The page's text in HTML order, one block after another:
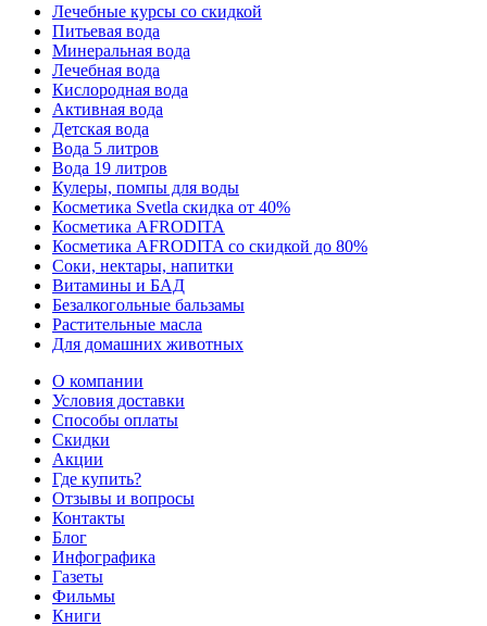
Лечебные курсы со скидкой
Питьевая вода
Минеральная вода
Лечебная вода
Кислородная вода
Активная вода
Детская вода
Вода 5 литров
Вода 19 литров
Кулеры, помпы для воды
Косметика Svetla скидка от 40%
Косметика AFRODITA
Косметика AFRODITA со скидкой до 80%
Соки, нектары, напитки
Витамины и БАД
Безалкогольные бальзамы
Растительные масла
Для домашних животных
О компании
Условия доставки
Способы оплаты
Скидки
Акции
Где купить?
Отзывы и вопросы
Контакты
Блог
Инфографика
Газеты
Фильмы
Книги